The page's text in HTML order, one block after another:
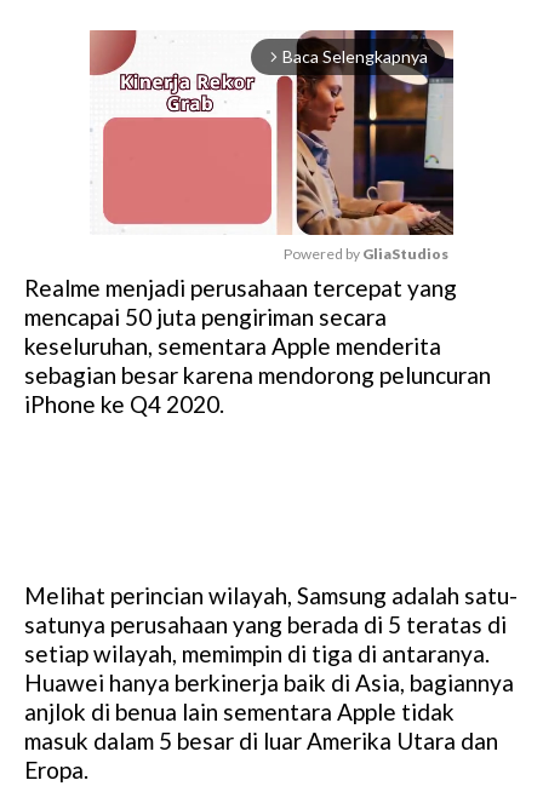
arrow_forward_ios Baca Selengkapnya
M
u
t
e
Powered by GliaStudios
Realme menjadi perusahaan tercepat yang
mencapai 50 juta pengiriman secara
keseluruhan, sementara Apple menderita
sebagian besar karena mendorong peluncuran
iPhone ke Q4 2020.
Melihat perincian wilayah, Samsung adalah satu-
satunya perusahaan yang berada di 5 teratas di
setiap wilayah, memimpin di tiga di antaranya.
Huawei hanya berkinerja baik di Asia, bagiannya
anjlok di benua lain sementara Apple tidak
masuk dalam 5 besar di luar Amerika Utara dan
Eropa.